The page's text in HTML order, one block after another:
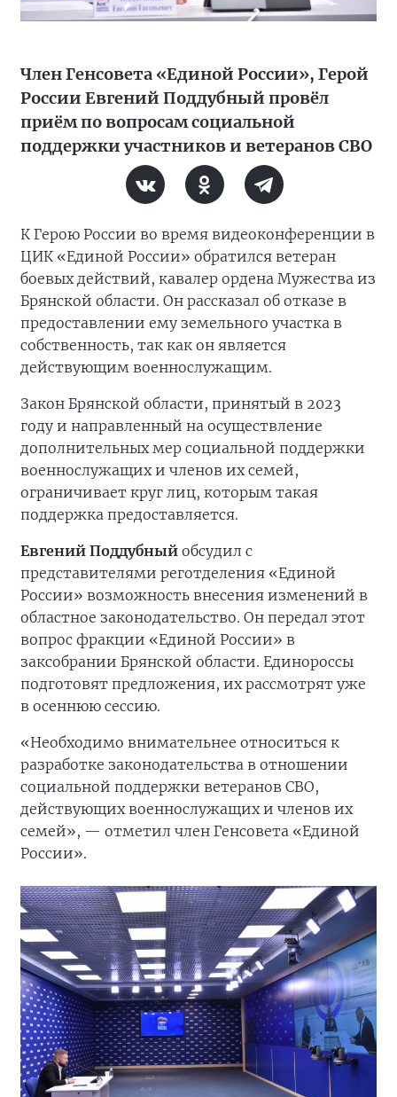
Член Генсовета «Единой России», Герой
России Евгений Поддубный провёл
приём по вопросам социальной
поддержки участников и ветеранов СВО
К Герою России во время видеоконференции в
ЦИК «Единой России» обратился ветеран
боевых действий, кавалер ордена Мужества из
Брянской области. Он рассказал об отказе в
предоставлении ему земельного участка в
собственность, так как он является
действующим военнослужащим.
Закон Брянской области, принятый в 2023
году и направленный на осуществление
дополнительных мер социальной поддержки
военнослужащих и членов их семей,
ограничивает круг лиц, которым такая
поддержка предоставляется.
Евгений Поддубный обсудил с
представителями реготделения «Единой
России» возможность внесения изменений в
областное законодательство. Он передал этот
вопрос фракции «Единой России» в
заксобрании Брянской области. Единороссы
подготовят предложения, их рассмотрят уже
в осеннюю сессию.
«Необходимо внимательнее относиться к
разработке законодательства в отношении
социальной поддержки ветеранов СВО,
действующих военнослужащих и членов их
семей», — отметил член Генсовета «Единой
России».